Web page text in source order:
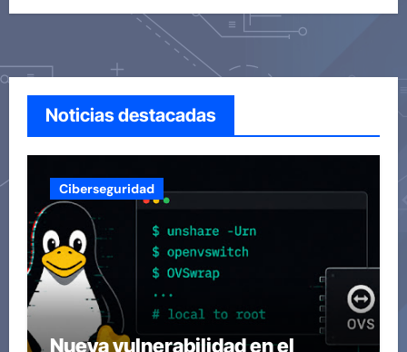
Noticias destacadas
Ciberseguridad
Nueva vulnerabilidad en el